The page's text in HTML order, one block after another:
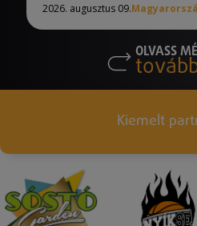
2026. augusztus 09.
OLVASS
Kiemelt